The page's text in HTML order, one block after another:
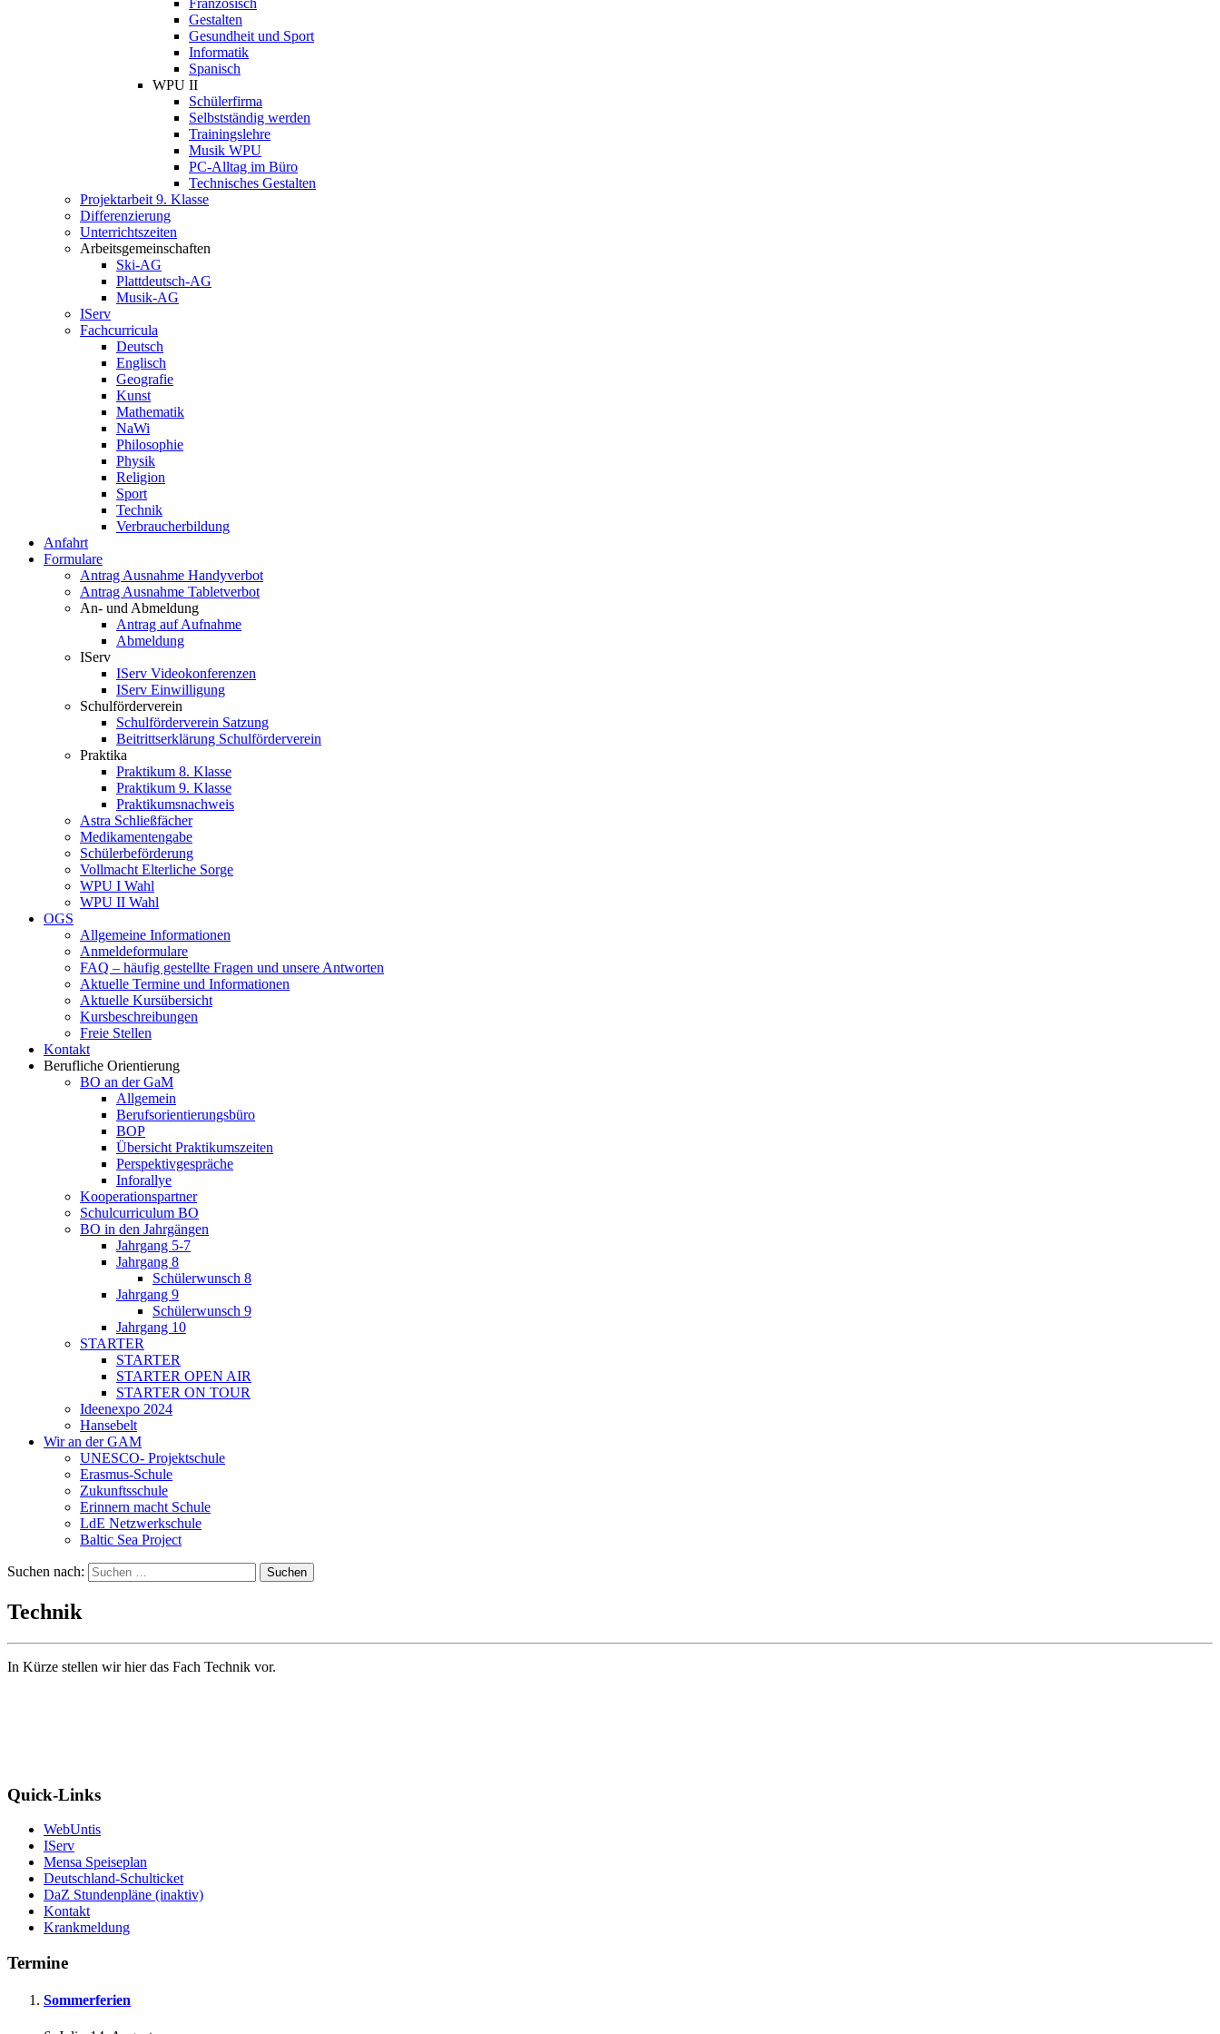
Französisch
Gestalten
Gesundheit und Sport
Informatik
Spanisch
WPU II
Schülerfirma
Selbstständig werden
Trainingslehre
Musik WPU
PC-Alltag im Büro
Technisches Gestalten
Projektarbeit 9. Klasse
Differenzierung
Unterrichtszeiten
Arbeitsgemeinschaften
Ski-AG
Plattdeutsch-AG
Musik-AG
IServ
Fachcurricula
Deutsch
Englisch
Geografie
Kunst
Mathematik
NaWi
Philosophie
Physik
Religion
Sport
Technik
Verbraucherbildung
Anfahrt
Formulare
Antrag Ausnahme Handyverbot
Antrag Ausnahme Tabletverbot
An- und Abmeldung
Antrag auf Aufnahme
Abmeldung
IServ
IServ Videokonferenzen
IServ Einwilligung
Schulförderverein
Schulförderverein Satzung
Beitrittserklärung Schulförderverein
Praktika
Praktikum 8. Klasse
Praktikum 9. Klasse
Praktikumsnachweis
Astra Schließfächer
Medikamentengabe
Schülerbeförderung
Vollmacht Elterliche Sorge
WPU I Wahl
WPU II Wahl
OGS
Allgemeine Informationen
Anmeldeformulare
FAQ – häufig gestellte Fragen und unsere Antworten
Aktuelle Termine und Informationen
Aktuelle Kursübersicht
Kursbeschreibungen
Freie Stellen
Kontakt
Berufliche Orientierung
BO an der GaM
Allgemein
Berufsorientierungsbüro
BOP
Übersicht Praktikumszeiten
Perspektivgespräche
Inforallye
Kooperationspartner
Schulcurriculum BO
BO in den Jahrgängen
Jahrgang 5-7
Jahrgang 8
Schülerwunsch 8
Jahrgang 9
Schülerwunsch 9
Jahrgang 10
STARTER
STARTER
STARTER OPEN AIR
STARTER ON TOUR
Ideenexpo 2024
Hansebelt
Wir an der GAM
UNESCO- Projektschule
Erasmus-Schule
Zukunftsschule
Erinnern macht Schule
LdE Netzwerkschule
Baltic Sea Project
Suchen nach:
Technik
In Kürze stellen wir hier das Fach Technik vor.
Quick-Links
WebUntis
IServ
Mensa Speiseplan
Deutschland-Schulticket
DaZ Stundenpläne (inaktiv)
Kontakt
Krankmeldung
Termine
Sommerferien